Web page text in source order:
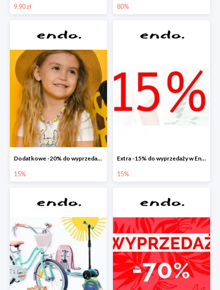
9.90 zł 80%
Dodatkowe -20% do wyprzedaży w Endo
15%
Extra -15% do wyprzedaży w Endo
15%